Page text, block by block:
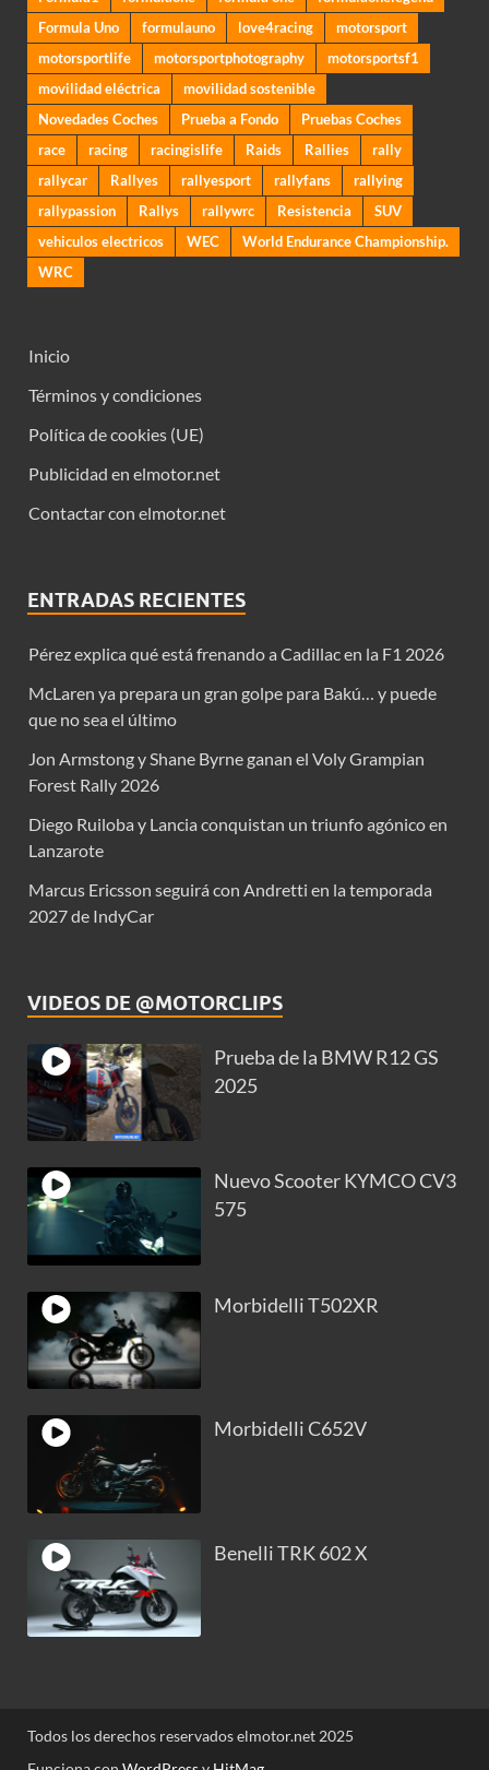
Formula Uno
formulauno love4racing
motorsport
motorsportlife
motorsportphotography
motorsportsf1
movilidad eléctrica
movilidad sostenible
Novedades Coches
Prueba a Fondo
Pruebas Coches
race
racing racingislife Raids Rallies
rally
rallycar
Rallyes rallyesport rallyfans
rallying
rallypassion
Rallys rallywrc Resistencia
SUV
vehiculos electricos
WEC
World Endurance Championship.
WRC
Inicio
Términos y condiciones
Política de cookies (UE)
Publicidad en elmotor.net
Contactar con elmotor.net
ENTRADAS RECIENTES
Pérez explica qué está frenando a Cadillac en la F1 2026
McLaren ya prepara un gran golpe para Bakú… y puede
que no sea el último
Jon Armstong y Shane Byrne ganan el Voly Grampian
Forest Rally 2026
Diego Ruiloba y Lancia conquistan un triunfo agónico en
Lanzarote
Marcus Ericsson seguirá con Andretti en la temporada
2027 de IndyCar
VIDEOS DE @MOTORCLIPS
Prueba de la BMW R12 GS
2025
Nuevo Scooter KYMCO CV3
575
Morbidelli T502XR
Morbidelli C652V
Benelli TRK 602 X
Todos los derechos reservados elmotor.net 2025